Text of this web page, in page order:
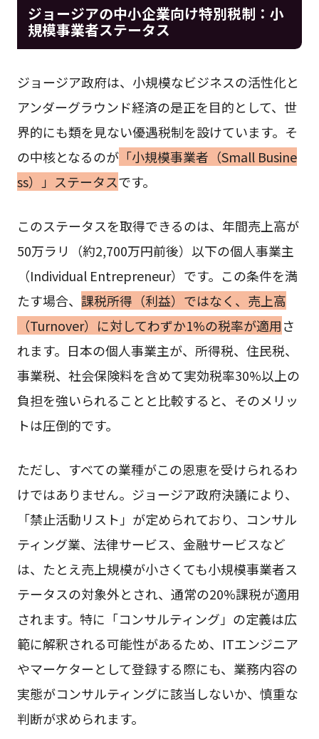
ジョージアの中小企業向け特別税制：小
規模事業者ステータス
ジョージア政府は、小規模なビジネスの活性化と
アンダーグラウンド経済の是正を目的として、世
界的にも類を見ない優遇税制を設けています。そ
の中核となるのが「小規模事業者（Small Busine
ss）」ステータスです。
このステータスを取得できるのは、年間売上高が
50万ラリ（約2,700万円前後）以下の個人事業主
（Individual Entrepreneur）です。この条件を満
たす場合、 課税所得（利益）ではなく、売上高
（Turnover）に対してわずか1%の税率が適用さ
れます。日本の個人事業主が、所得税、住民税、
事業税、社会保険料を含めて実効税率30%以上の
負担を強いられることと比較すると、そのメリッ
トは圧倒的です。
ただし、すべての業種がこの恩恵を受けられるわ
けではありません。ジョージア政府決議により、
「禁止活動リスト」が定められており、コンサル
ティング業、法律サービス、金融サービスなど
は、たとえ売上規模が小さくても小規模事業者ス
テータスの対象外とされ、通常の20%課税が適用
されます。特に「コンサルティング」の定義は広
範に解釈される可能性があるため、ITエンジニア
やマーケターとして登録する際にも、業務内容の
実態がコンサルティングに該当しないか、慎重な
判断が求められます。